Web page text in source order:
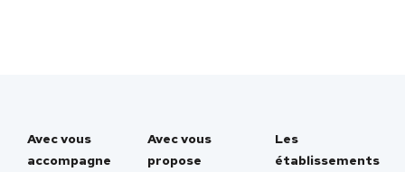
Avec vous
accompagne
Avec vous
propose
Les
établissements